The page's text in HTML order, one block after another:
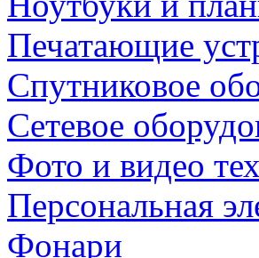
Печатающие
Спутниковое
Сетевое
Фото и видео
Персональная
Фонари